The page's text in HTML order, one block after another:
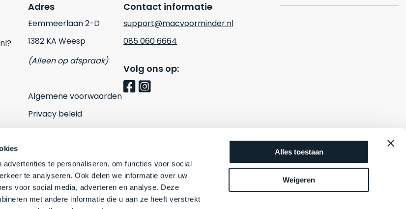
te personaliseren, om functies voor social
te analyseren. Ook delen we informatie over uw
voor social media, adverteren en analyse. Deze
met andere informatie die u aan ze heeft verstrekt
Alles toestaan
Weigeren
Adres
Eemmeerlaan 2-D
1382 KA Weesp
(Alleen op afspraak)
Algemene voorwaarden
Privacy beleid
Contact informatie
support@macvoorminder.nl
085 060 6664
Volg ons op: